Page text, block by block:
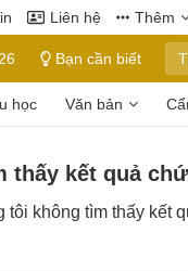
Liên hệ Thêm
Bạn cần biết
học Văn bản
thấy kết quả
tôi không tìm thấy kết